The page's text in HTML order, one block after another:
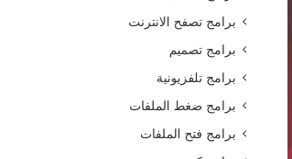
برامج تصفح الانترنت
برامج تصميم
برامج تلفزيونية
برامج ضغط الملفات
برامج فتح الملفات